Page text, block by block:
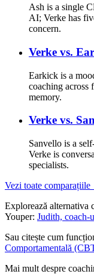
Ash is a single
AI; Verke has
concern.
Verke vs.
Earkick is a
coaching across
memory.
Verke vs.
Sanvello is a
Verke is
specialists.
Vezi toate
Explorează alternativa
Youper: Judith, coach-
Sau citește cum
Comportamentală
Mai mult despre